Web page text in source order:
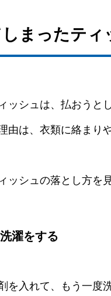
まったティ
ッシュは、払おうと
由は、衣類に絡まり
ッシュの落とし方を
濯をする
を入れて、もう一度